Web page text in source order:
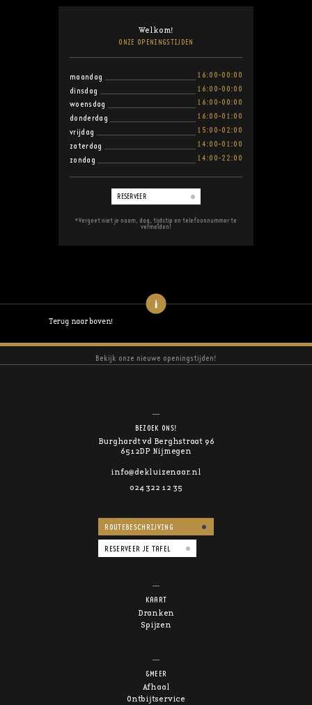
Welkom!
ONZE OPENINGSTIJDEN
maandag
16:00-00:00
dinsdag
16:00-00:00
woensdag
16:00-00:00
donderdag
16:00-01:00
vrijdag
15:00-02:00
zaterdag
14:00-01:00
zondag
14:00-22:00
RESERVEER
*Vergeet niet je naam, dag, tijdstip en telefoonnummer te
vermelden!
Terug naar boven!
Bekijk onze nieuwe openingstijden!
BEZOEK ONS!
Burghardt vd Berghstraat 96
6512DP Nijmegen
info@dekluizenaar.nl
024 322 12 35
ROUTEBESCHRIJVING
RESERVEER JE TAFEL
KAART
Dranken
Spijzen
&MEER
Afhaal
Ontbijtservice